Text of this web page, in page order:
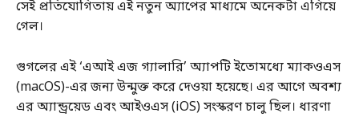
সেই প্রতিযোগিতায় এই নতুন অ্যাপের মাধ্যমে অনেকটা এগিয়ে
গেল।
গুগলের এই ‘এআই এজ গ্যালারি’ অ্যাপটি ইতোমধ্যে ম্যাকওএস
(macOS)-এর জন্য উন্মুক্ত করে দেওয়া হয়েছে। এর আগে অবশ্য
এর অ্যান্ড্রয়েড এবং আইওএস (iOS) সংস্করণ চালু ছিল। ধারণা